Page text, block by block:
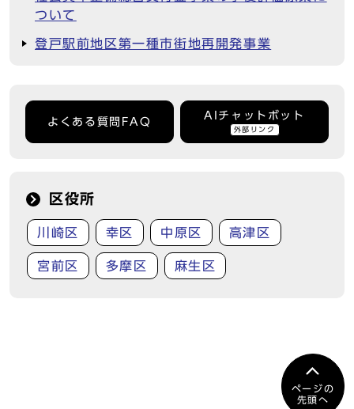
ついて
登戸駅前地区第一種市街地再開発事業
よくある質問FAQ
AIチャットボット
外部リンク
区役所
川崎区 幸区 中原区 高津区
宮前区 多摩区 麻生区
ページの
先頭へ